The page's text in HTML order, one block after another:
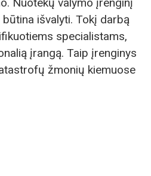
Nuotekų valymo įrenginį
išvalyti. Tokį darbą
specialistams,
įrangą. Taip įrenginys
žmonių kiemuose